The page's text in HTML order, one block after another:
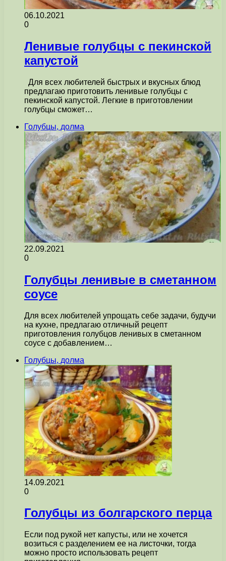
06.10.2021
0
Ленивые голубцы с пекинской
капустой
Для всех любителей быстрых и вкусных блюд
предлагаю приготовить ленивые голубцы с
пекинской капустой. Легкие в приготовлении
голубцы сможет…
Голубцы, долма
22.09.2021
0
Голубцы ленивые в сметанном
соусе
Для всех любителей упрощать себе задачи, будучи
на кухне, предлагаю отличный рецепт
приготовления голубцов ленивых в сметанном
соусе с добавлением…
Голубцы, долма
14.09.2021
0
Голубцы из болгарского перца
Если под рукой нет капусты, или не хочется
возиться с разделением ее на листочки, тогда
можно просто использовать рецепт